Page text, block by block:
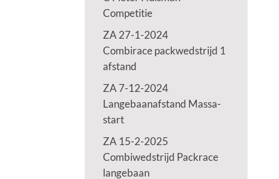
Competitie
ZA 27-1-2024
Combirace packwedstrijd 1
afstand
ZA 7-12-2024
Langebaanafstand Massa-
start
ZA 15-2-2025
Combiwedstrijd Packrace
langebaan